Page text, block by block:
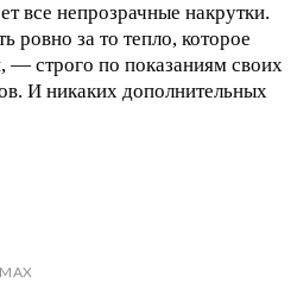
все непрозрачные накрутки.
ровно за то тепло, которое
— строго по показаниям своих
И никаких дополнительных